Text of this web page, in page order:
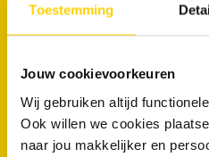
Toestemming
Jouw cookievoorkeuren
Wij gebruiken altijd
Ook willen we cookies
naar jou makkelijker en
van Zuid-Holland en omliggende
Berkel en Rodenrijs